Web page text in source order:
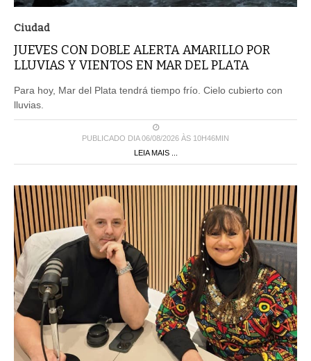
Ciudad
JUEVES CON DOBLE ALERTA AMARILLO POR
LLUVIAS Y VIENTOS EN MAR DEL PLATA
Para hoy, Mar del Plata tendrá tiempo frío. Cielo cubierto con
lluvias.
PUBLICADO DIA 06/08/2026 ÀS 10H46MIN
LEIA MAIS ...